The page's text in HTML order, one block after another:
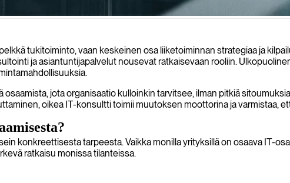
yrityksiin, räätälöiden ratkaisuja juuri teidän tarpeisiinne ja strategisiin
tukitoiminto, vaan keskeinen osa liiketoiminnan strategiaa ja
ja asiantuntijapalvelut nousevat ratkaisevaan rooliin.
jota organisaatio kulloinkin tarvitsee, ilman pitkiä
oikea IT-konsultti toimii muutoksen moottorina ja varmistaa,
konkreettisesta tarpeesta. Vaikka monilla yrityksillä on osaava IT-
ratkaisu monissa tilanteissa.